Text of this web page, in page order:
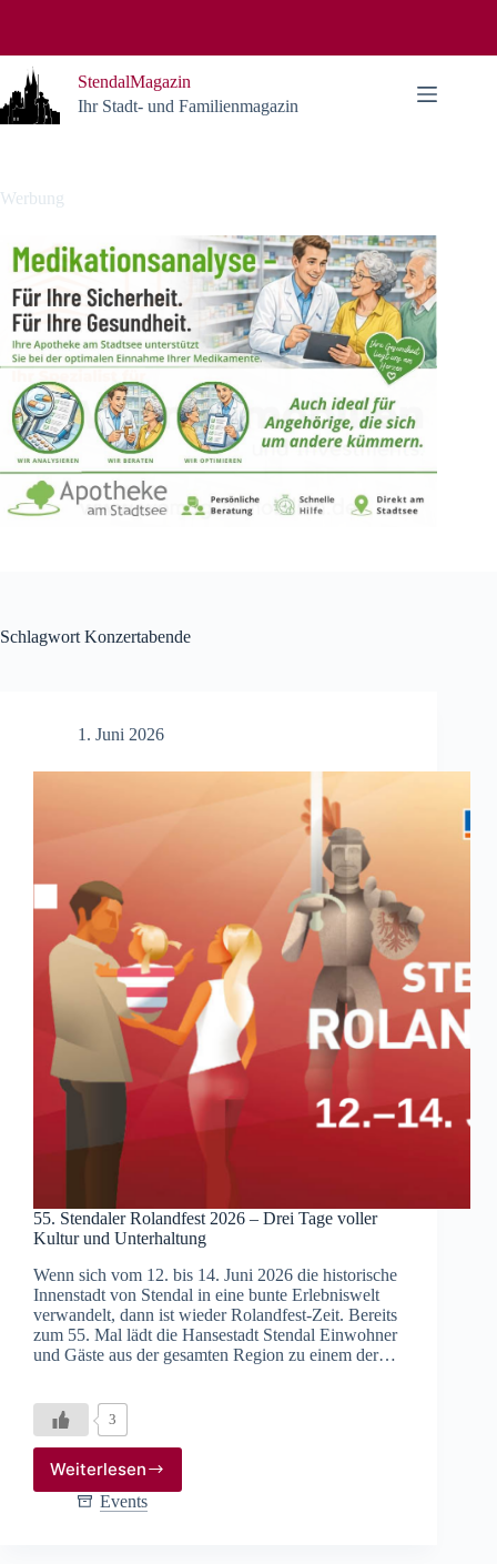
StendalMagazin
Ihr Stadt- und Familienmagazin
Werbung
Schlagwort Konzertabende
1. Juni 2026
55. Stendaler Rolandfest 2026 – Drei Tage voller
Kultur und Unterhaltung
Wenn sich vom 12. bis 14. Juni 2026 die historische
Innenstadt von Stendal in eine bunte Erlebniswelt
verwandelt, dann ist wieder Rolandfest-Zeit. Bereits
zum 55. Mal lädt die Hansestadt Stendal Einwohner
und Gäste aus der gesamten Region zu einem der…
3
Weiterlesen
55.
Stendaler
Events